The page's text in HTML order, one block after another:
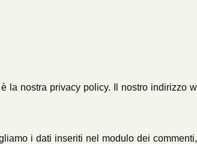
la nostra privacy policy. Il nostro indirizzo
i dati inseriti nel modulo dei